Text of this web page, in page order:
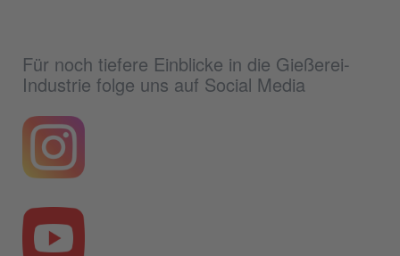
Für noch tiefere Einblicke in die Gießerei-
Industrie folge uns auf Social Media